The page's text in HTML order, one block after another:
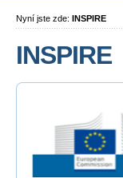
Nyní jste zde: INSPIRE
INSPIRE